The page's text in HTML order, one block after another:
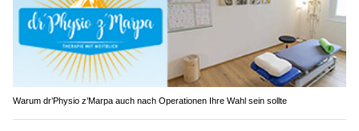
Warum dr’Physio z’Marpa auch nach Operationen Ihre Wahl sein sollte